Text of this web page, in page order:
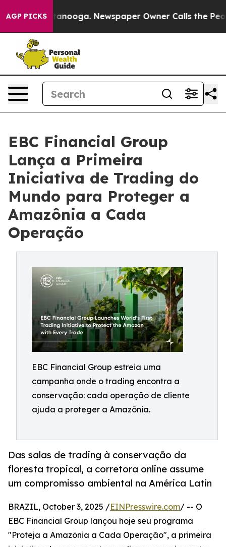
AGP PICKS
Chattanooga. Newspaper Owner Calls the People
EBC Financial Group
Lança a Primeira
Iniciativa de Trading do
Mundo para Proteger a
Amazônia a Cada
Operação
EBC Financial Group estreia uma
campanha onde o trading encontra a
conservação: cada operação de cliente
ajuda a proteger a Amazônia.
Das salas de trading à conservação da
floresta tropical, a corretora online assume
um compromisso ambiental na América Latin
BRAZIL, October 3, 2025 /EINPresswire.com/ -- O
EBC Financial Group lançou hoje seu programa
"Proteja a Amazônia a Cada Operação", a primeira